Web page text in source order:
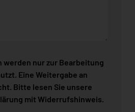
werden nur zur Bearbeitung
Eine Weitergabe an
Bitte lesen Sie unsere
mit Widerrufshinweis.